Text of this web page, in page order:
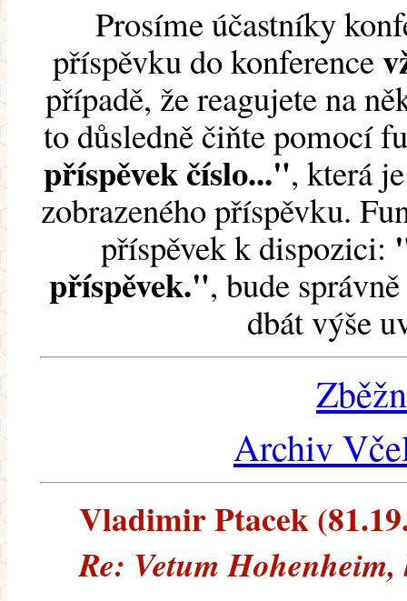
Prosíme účastníky
příspěvku do konference
případě, že reagujete na
to důsledně čiňte pomocí
příspěvek číslo...", která
zobrazeného příspěvku.
příspěvek k dispozici:
příspěvek.", bude
dbát výše
Archiv
Vladimir Ptacek
Re: Vetum